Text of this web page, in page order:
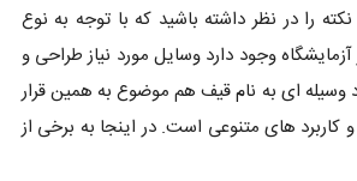
نکته را در نظر داشته باشید که با توجه به نوع
وجود دارد وسایل مورد نیاز طراحی و
وسیله ای به نام قیف هم موضوع به همین قرار
های متنوعی است. در اینجا به برخی از